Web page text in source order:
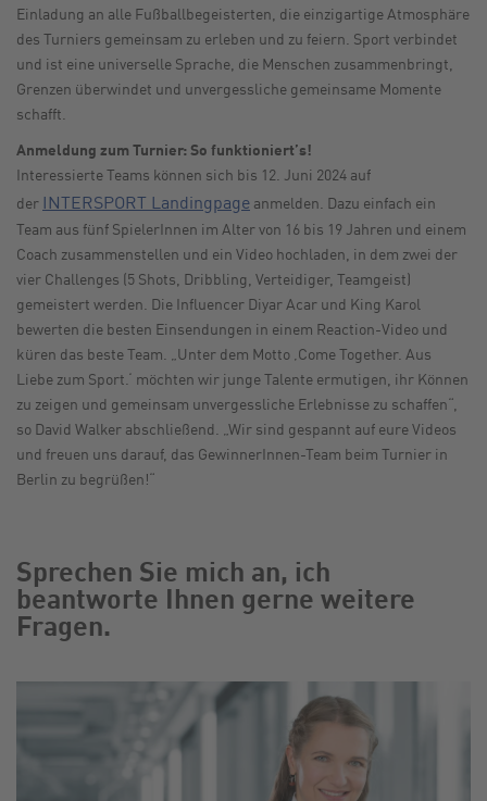
Einladung an alle Fußballbegeisterten, die einzigartige Atmosphäre
des Turniers gemeinsam zu erleben und zu feiern. Sport verbindet
und ist eine universelle Sprache, die Menschen zusammenbringt,
Grenzen überwindet und unvergessliche gemeinsame Momente
schafft.
Anmeldung zum Turnier: So funktioniert’s!
Interessierte Teams können sich bis 12. Juni 2024 auf
der INTERSPORT Landingpage anmelden. Dazu einfach ein
Team aus fünf SpielerInnen im Alter von 16 bis 19 Jahren und einem
Coach zusammenstellen und ein Video hochladen, in dem zwei der
vier Challenges (5 Shots, Dribbling, Verteidiger, Teamgeist)
gemeistert werden. Die Influencer Diyar Acar und King Karol
bewerten die besten Einsendungen in einem Reaction-Video und
küren das beste Team. „Unter dem Motto ‚Come Together. Aus
Liebe zum Sport.‘ möchten wir junge Talente ermutigen, ihr Können
zu zeigen und gemeinsam unvergessliche Erlebnisse zu schaffen“,
so David Walker abschließend. „Wir sind gespannt auf eure Videos
und freuen uns darauf, das GewinnerInnen-Team beim Turnier in
Berlin zu begrüßen!“
Sprechen Sie mich an, ich
beantworte Ihnen gerne weitere
Fragen.